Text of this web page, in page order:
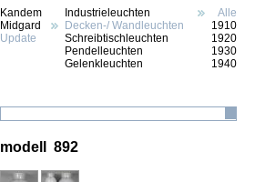
Kandem
Midgard
Update
Industrieleuchten
Decken-/ Wandleuchten
Schreibtischleuchten
Pendelleuchten
Gelenkleuchten
Alle
1910
1920
1930
1940
modell 892